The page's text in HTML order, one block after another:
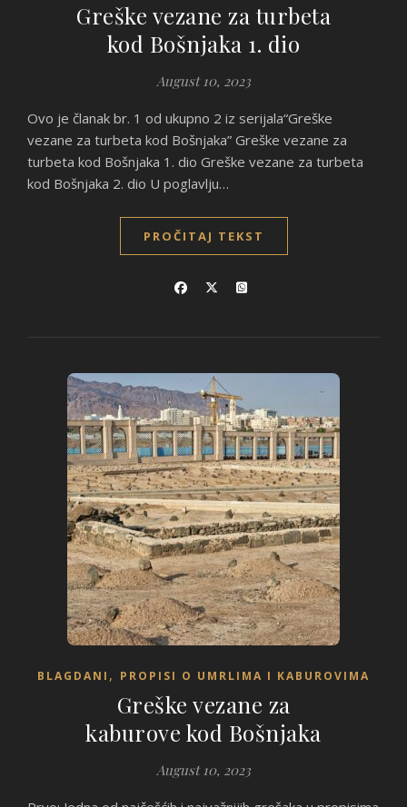
Greške vezane za turbeta
kod Bošnjaka 1. dio
August 10, 2023
Ovo je članak br. 1 od ukupno 2 iz serijala“Greške
vezane za turbeta kod Bošnjaka” Greške vezane za
turbeta kod Bošnjaka 1. dio Greške vezane za turbeta
kod Bošnjaka 2. dio U poglavlju…
PROČITAJ TEKST
BLAGDANI , PROPISI O UMRLIMA I KABUROVIMA
Greške vezane za
kaburove kod Bošnjaka
August 10, 2023